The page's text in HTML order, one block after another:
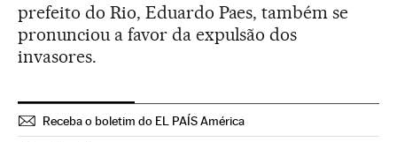
prefeito do Rio, Eduardo Paes, também se
pronunciou a favor da expulsão dos
invasores.
Receba o boletim do EL PAÍS América